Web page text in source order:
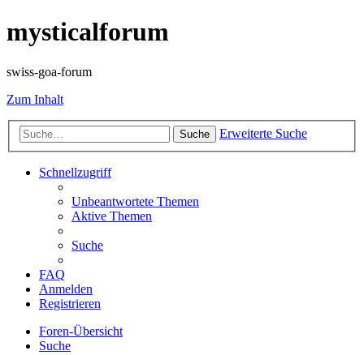
mysticalforum
swiss-goa-forum
Zum Inhalt
Suche Erweiterte Suche
Schnellzugriff
Unbeantwortete Themen
Aktive Themen
Suche
FAQ
Anmelden
Registrieren
Foren-Übersicht
Suche